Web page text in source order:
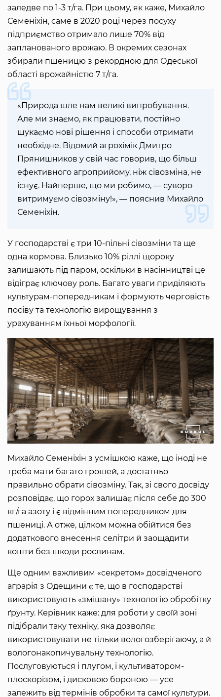
заледве по 1-3 т/га. При цьому, як каже, Михайло
Семеніхін, саме в 2020 році через посуху
підприємство отримало лише 70% від
запланованого врожаю. В окремих сезонах
збирали пшеницю з рекордною для Одеської
області врожайністю 7 т/га.
«Природа шле нам великі випробування.
Але ми знаємо, як працювати, постійно
шукаємо нові рішення і способи отримати
необхідне. Відомий агрохімік Дмитро
Прянишников у свій час говорив, що більш
ефективного агроприйому, ніж сівозміна, не
існує. Найперше, що ми робимо, — суворо
витримуємо сівозміну!», — пояснив Михайло
Семеніхін.
У господарстві є три 10-пільні сівозміни та ще
одна кормова. Близько 10% ріллі щороку
залишають під паром, оскільки в насінництві це
відіграє ключову роль. Багато уваги приділяють
культурам-попередникам і формують черговість
посіву та технологію вирощування з
урахуванням їхньої морфології.
Михайло Семеніхін з усмішкою каже, що іноді не
треба мати багато грошей, а достатньо
правильно обрати сівозміну. Так, зі свого досвіду
розповідає, що горох залишає після себе до 300
кг/га азоту і є відмінним попередником для
пшениці. А отже, цілком можна обійтися без
додаткового внесення селітри й заощадити
кошти без шкоди рослинам.
Ще одним важливим «секретом» досвідченого
аграрія з Одещини є те, що в господарстві
використовують «змішану» технологію обробітку
ґрунту. Керівник каже: для роботи у своїй зоні
підібрали таку техніку, яка дозволяє
використовувати не тільки вологозберігаючу, а й
вологонакопичувальну технологію.
Послуговуються і плугом, і культиватором-
плоскорізом, і дисковою бороною — усе
залежить від термінів обробки та самої культури.